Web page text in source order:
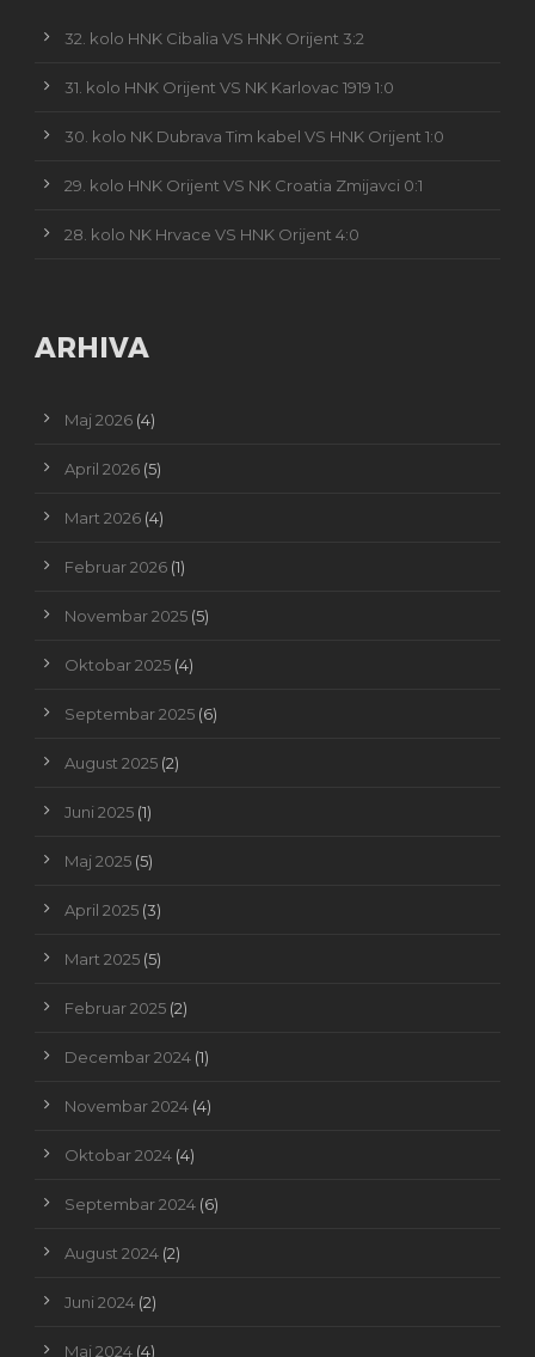
32. kolo HNK Cibalia VS HNK Orijent 3:2
31. kolo HNK Orijent VS NK Karlovac 1919 1:0
30. kolo NK Dubrava Tim kabel VS HNK Orijent 1:0
29. kolo HNK Orijent VS NK Croatia Zmijavci 0:1
28. kolo NK Hrvace VS HNK Orijent 4:0
ARHIVA
Maj 2026 (4)
April 2026 (5)
Mart 2026 (4)
Februar 2026 (1)
Novembar 2025 (5)
Oktobar 2025 (4)
Septembar 2025 (6)
August 2025 (2)
Juni 2025 (1)
Maj 2025 (5)
April 2025 (3)
Mart 2025 (5)
Februar 2025 (2)
Decembar 2024 (1)
Novembar 2024 (4)
Oktobar 2024 (4)
Septembar 2024 (6)
August 2024 (2)
Juni 2024 (2)
Maj 2024 (4)